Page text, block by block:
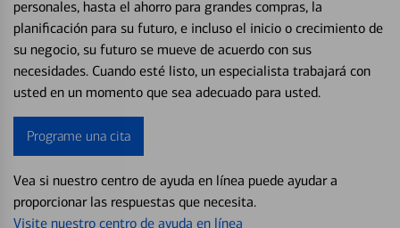
personales, hasta el ahorro para grandes compras, la
planificación para su futuro, e incluso el inicio o crecimiento de
su negocio, su futuro se mueve de acuerdo con sus
necesidades. Cuando esté listo, un especialista trabajará con
usted en un momento que sea adecuado para usted.
Programe una cita
Vea si nuestro centro de ayuda en línea puede ayudar a
proporcionar las respuestas que necesita.
Visite nuestro centro de ayuda en línea